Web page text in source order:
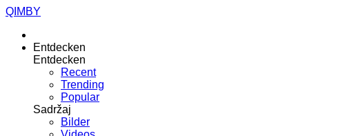
QIMBY
Entdecken
Entdecken
Recent
Trending
Popular
Sadržaj
Bilder